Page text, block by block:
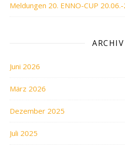
Meldungen 20. ENNO-CUP
ARCHIV
Juni 2026
März 2026
Dezember 2025
Juli 2025